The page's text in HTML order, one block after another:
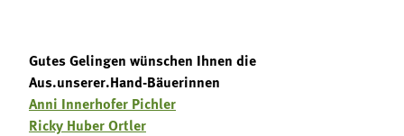
Gutes Gelingen wünschen Ihnen die
Aus.unserer.Hand-Bäuerinnen
Anni Innerhofer Pichler
Ricky Huber Ortler